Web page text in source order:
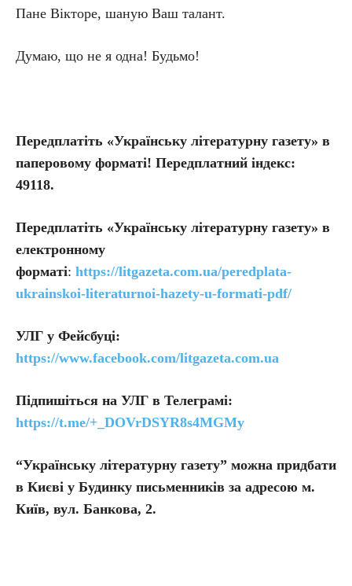
Пане Вікторе, шаную Ваш талант.
Думаю, що не я одна! Будьмо!
Передплатіть «Українську літературну газету» в
паперовому форматі! Передплатний індекс:
49118.
Передплатіть «Українську літературну газету» в
електронному
форматі: https://litgazeta.com.ua/peredplata-
ukrainskoi-literaturnoi-hazety-u-formati-pdf/
УЛГ у Фейсбуці:
https://www.facebook.com/litgazeta.com.ua
Підпишіться на УЛГ в Телеграмі:
https://t.me/+_DOVrDSYR8s4MGMy
“Українську літературну газету” можна придбати
в Києві у Будинку письменників за адресою м.
Київ, вул. Банкова, 2.